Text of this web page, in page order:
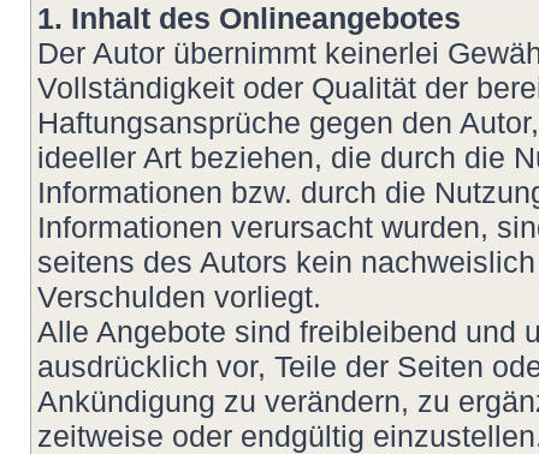
1. Inhalt des Onlineangebotes
Der Autor übernimmt keinerlei
Vollständigkeit oder Qualität der
Haftungsansprüche gegen den
ideeller Art beziehen, die durch die
Informationen bzw. durch die
Informationen verursacht wurden,
seitens des Autors kein
Verschulden vorliegt.
Alle Angebote sind freibleibend und
ausdrücklich vor, Teile der Seiten
Ankündigung zu verändern, zu
zeitweise oder endgültig